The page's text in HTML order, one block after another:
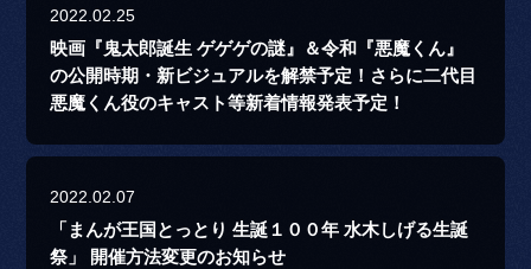
2022.02.25
映画『鬼太郎誕生 ゲゲゲの謎』＆令和『悪魔くん』
の公開時期・新ビジュアルを解禁予定！さらに二代目
悪魔くん役のキャスト等新着情報発表予定！
2022.02.07
「まんが王国とっとり 生誕１００年 水木しげる生誕
祭」 開催方法変更のお知らせ